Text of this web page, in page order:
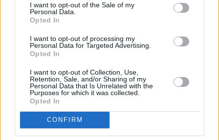
cualquier momento entrando de nuevo en este sitio web o
visitando nuestra política de privacidad.
I want to opt-out of the Sale of my
Personal Data.
Opted In
I want to opt-out of processing my
Personal Data for Targeted Advertising.
Opted In
I want to opt-out of Collection, Use,
Retention, Sale, and/or Sharing of my
Personal Data that Is Unrelated with the
Purposes for which it was collected.
Opted In
CONFIRM